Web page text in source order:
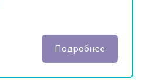
Подробнее